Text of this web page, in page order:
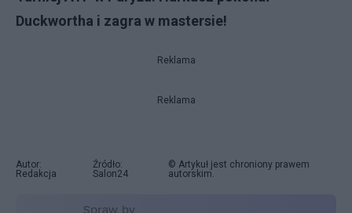
Duckwortha i zagra w mastersie!
Reklama
Reklama
Autor:
Redakcja
Źródło:
Salon24
© Artykuł jest chroniony prawem
autorskim.